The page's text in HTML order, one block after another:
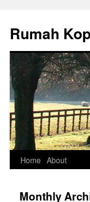
Rumah
Skip
content
Home About
Monthly